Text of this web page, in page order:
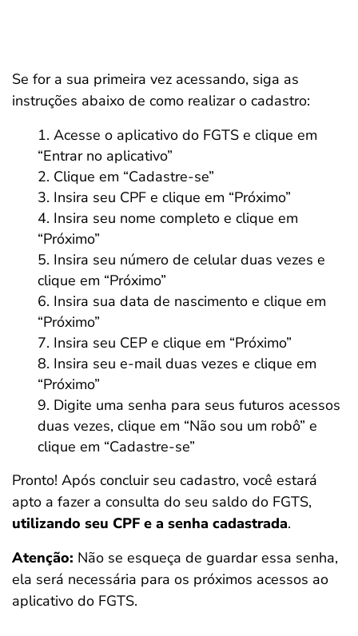
Se for a sua primeira vez acessando, siga as
instruções abaixo de como realizar o cadastro:
Acesse o aplicativo do FGTS e clique em
“Entrar no aplicativo”
Clique em “Cadastre-se”
Insira seu CPF e clique em “Próximo”
Insira seu nome completo e clique em
“Próximo”
Insira seu número de celular duas vezes e
clique em “Próximo”
Insira sua data de nascimento e clique em
“Próximo”
Insira seu CEP e clique em “Próximo”
Insira seu e-mail duas vezes e clique em
“Próximo”
Digite uma senha para seus futuros acessos
duas vezes, clique em “Não sou um robô” e
clique em “Cadastre-se”
Pronto! Após concluir seu cadastro, você estará
apto a fazer a consulta do seu saldo do FGTS,
utilizando seu CPF e a senha cadastrada.
Atenção: Não se esqueça de guardar essa senha,
ela será necessária para os próximos acessos ao
aplicativo do FGTS.